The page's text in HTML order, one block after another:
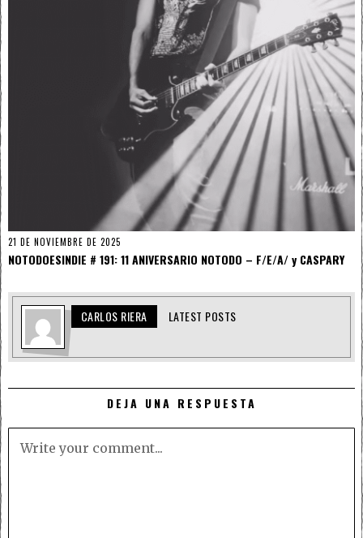
21 DE NOVIEMBRE DE 2025
NOTODOESINDIE # 191: 11 ANIVERSARIO NOTODO – F/E/A/ y CASPARY
CARLOS RIERA LATEST POSTS
DEJA UNA RESPUESTA